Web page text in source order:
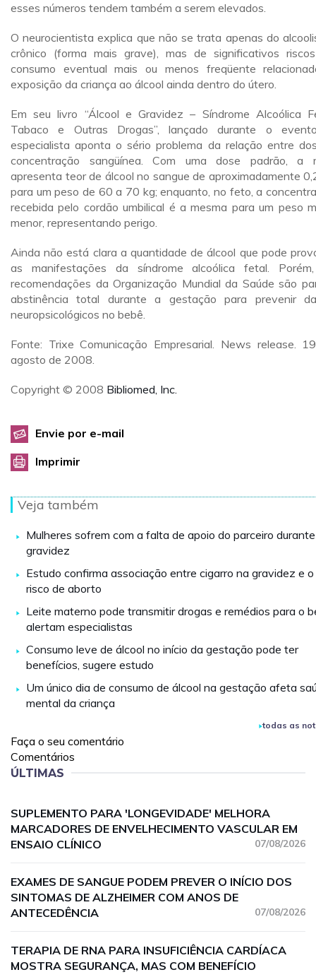
esses números tendem também a serem elevados.
O neurocientista explica que não se trata apenas do
crônico (forma mais grave), mas de significativos
consumo eventual mais ou menos freqüente
exposição da criança ao álcool ainda dentro do útero.
Em seu livro “Álcool e Gravidez – Síndrome Alcoólica
Tabaco e Outras Drogas”, lançado durante o
especialista aponta o sério problema da relação entre
concentração sangüínea. Com uma dose padrão, a
apresenta teor de álcool no sangue de aproximadamente
para um peso de 60 a 70 kg; enquanto, no feto, a
recebida pelo cordão umbilical é a mesma para um peso
menor, representando perigo.
Ainda não está clara a quantidade de álcool que pode
as manifestações da síndrome alcoólica fetal.
recomendações da Organização Mundial da Saúde são
abstinência total durante a gestação para prevenir
neuropsicológicos no bebê.
Fonte: Trixe Comunicação Empresarial. News release.
agosto de 2008.
Copyright © 2008 Bibliomed, Inc.
Envie por e-mail
Imprimir
Veja também
Mulheres sofrem com a falta de apoio do parceiro
gravidez
Estudo confirma associação entre cigarro na gravidez e o
risco de aborto
Leite materno pode transmitir drogas e remédios para o
alertam especialistas
Consumo leve de álcool no início da gestação pode ter
benefícios, sugere estudo
Um único dia de consumo de álcool na gestação afeta
mental da criança
todas as
Faça o seu comentário
Comentários
ÚLTIMAS
SUPLEMENTO PARA 'LONGEVIDADE' MELHORA
MARCADORES DE ENVELHECIMENTO VASCULAR EM
ENSAIO CLÍNICO
07/08/2026
EXAMES DE SANGUE PODEM PREVER O INÍCIO DOS
SINTOMAS DE ALZHEIMER COM ANOS DE
ANTECEDÊNCIA
07/08/2026
TERAPIA DE RNA PARA INSUFICIÊNCIA CARDÍACA
MOSTRA SEGURANÇA, MAS COM BENEFÍCIO